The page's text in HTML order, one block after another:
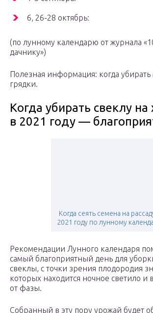
6, 26-28 октябрь:
(по лунному календарю от журнала
дачнику»)
Полезная информация: когда убирать
грядки.
Когда убирать свеклу на
в 2021 году —
Когда сеять семена на
2021 году по лунному
Рекомендации Лунного календаря
самый благоприятный день для
свеклы, с точки зрения плодородия
которых находится ночное светило и
от фазы.
Собранный в эту пору урожай будет